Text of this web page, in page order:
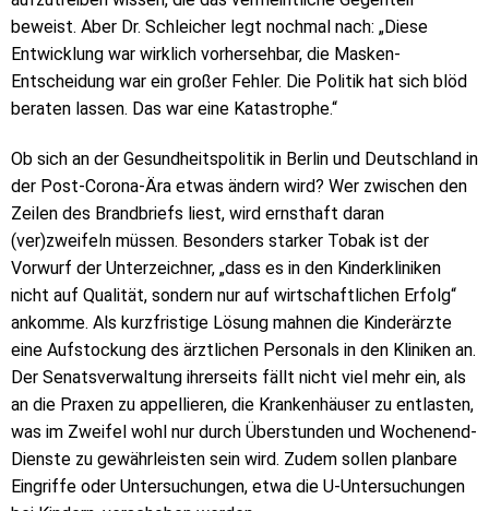
beweist. Aber Dr. Schleicher legt nochmal nach: „Diese
Entwicklung war wirklich vorhersehbar, die Masken-
Entscheidung war ein großer Fehler. Die Politik hat sich blöd
beraten lassen. Das war eine Katastrophe.“
Ob sich an der Gesundheitspolitik in Berlin und Deutschland in
der Post-Corona-Ära etwas ändern wird? Wer zwischen den
Zeilen des Brandbriefs liest, wird ernsthaft daran
(ver)zweifeln müssen. Besonders starker Tobak ist der
Vorwurf der Unterzeichner, „dass es in den Kinderkliniken
nicht auf Qualität, sondern nur auf wirtschaftlichen Erfolg“
ankomme. Als kurzfristige Lösung mahnen die Kinderärzte
eine Aufstockung des ärztlichen Personals in den Kliniken an.
Der Senatsverwaltung ihrerseits fällt nicht viel mehr ein, als
an die Praxen zu appellieren, die Krankenhäuser zu entlasten,
was im Zweifel wohl nur durch Überstunden und Wochenend-
Dienste zu gewährleisten sein wird. Zudem sollen planbare
Eingriffe oder Untersuchungen, etwa die U-Untersuchungen